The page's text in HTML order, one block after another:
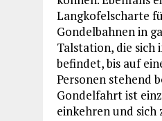
Langkofelscharte
Gondelbahnen in
Talstation, die sich
befindet, bis auf
Personen stehend
Gondelfahrt ist
einkehren und sich